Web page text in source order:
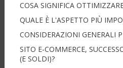
COSA SIGNIFICA
QUALE È L'ASPETTO PIÙ
CONSIDERAZIONI GENERALI
SITO E-COMMERCE,
(E SOLDI)?